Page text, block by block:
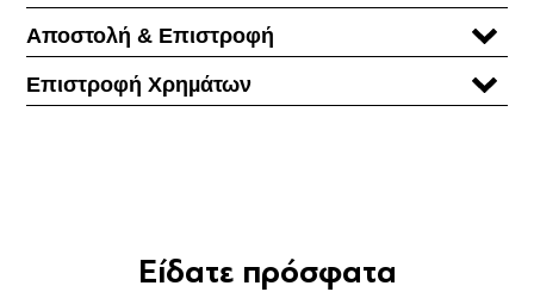
Αποστολή & Επιστροφή
Επιστροφή Χρηµάτων
Είδατε πρόσφατα